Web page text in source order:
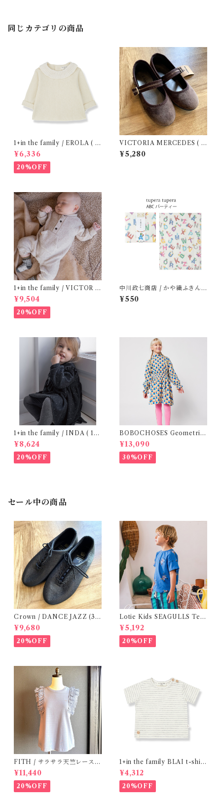
同じカテゴリの商品
1+in the family / EROLA ( 2
4m )
¥6,336
20%OFF
VICTORIA MERCEDES ( 2
9-34 / Testa )
¥5,280
1+in the family / VICTOR (
12m )
¥9,504
20%OFF
中川政七商店 / かや織ふきん (
tupera tupera ABCパーティ
ー)
¥550
1+in the family / INDA ( 12-
48m )
¥8,624
20%OFF
BOBOCHOSES Geometric
Scacs all over dress / 4-8Y
¥13,090
30%OFF
セール中の商品
Crown / DANCE JAZZ (3:2
2cm / 6:24-24,5 ) Black
¥9,680
20%OFF
Lotie Kids SEAGULLS Tee
(12m- 8Y)
¥5,192
20%OFF
FITH / サラサラ天竺レースT
シャツ (BL) / 145・155
¥11,440
20%OFF
1+in the family BLAI t-shirt
(Grey)
¥4,312
20%OFF